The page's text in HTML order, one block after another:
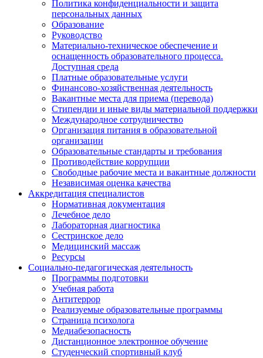
Политика конфиденциальности и защита
персональных данных
Образование
Руководство
Материально-техническое обеспечение и
оснащенность образовательного процесса.
Доступная среда
Платные образовательные услуги
Финансово-хозяйственная деятельность
Вакантные места для приема (перевода)
Стипендии и иные виды материальной поддержки
Международное сотрудничество
Организация питания в образовательной
организации
Образовательные стандарты и требования
Противодействие коррупции
Свободные рабочие места и вакантные должности
Независимая оценка качества
Аккредитация специалистов
Нормативная документация
Лечебное дело
Лабораторная диагностика
Сестринское дело
Медицинский массаж
Ресурсы
Социально-педагогическая деятельность
Программы подготовки
Учебная работа
Антитеррор
Реализуемые образовательные программы
Страница психолога
Медиабезопасность
Дистанционное электронное обучение
Студенческий спортивный клуб